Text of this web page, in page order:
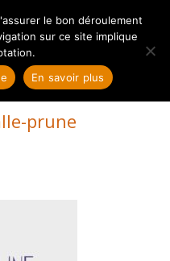
prune
le bon déroulement
sur ce site implique
En savoir plus